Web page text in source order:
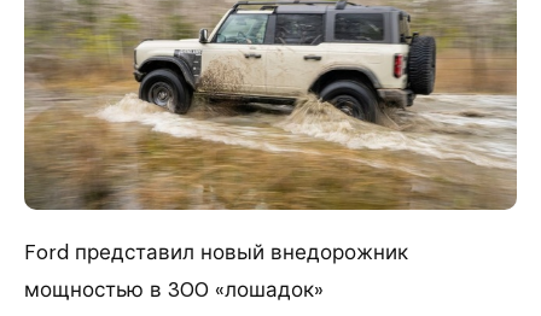
Ford представил новый внедорожник
мощностью в 300 «лошадок»